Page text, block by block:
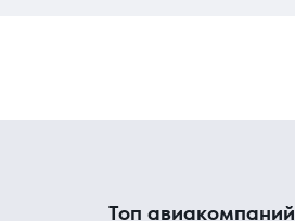
Топ авиакомпаний